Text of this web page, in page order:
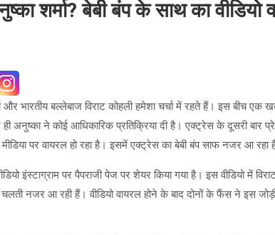
शर्मा? बेबी बंप के साथ का वीडियो
और भारतीय बल्लेबाज विराट कोहली हमेशा चर्चा में रहते हैं। इस बीच एक
अनुष्का ने कोई आधिकारिक प्रतिक्रिया दी है। एक्ट्रेस के दूसरी बार
पर वायरल हो रहा है। इसमें एक्ट्रेस का बेबी बंप साफ नजर आ रहा
इंस्टाग्राम पर पैपराजी पेज पर शेयर किया गया है। इस वीडियो में
नजर आ रही हैं। वीडियो वायरल होने के बाद दोनों के फैंस ने इस